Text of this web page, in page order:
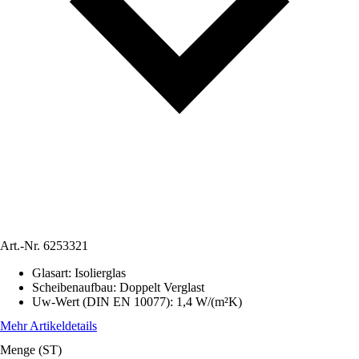
Art.-Nr. 6253321
Glasart: Isolierglas
Scheibenaufbau: Doppelt Verglast
Uw-Wert (DIN EN 10077): 1,4 W/(m²K)
Mehr Artikeldetails
Menge (ST)